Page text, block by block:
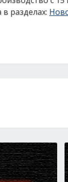
разделах: